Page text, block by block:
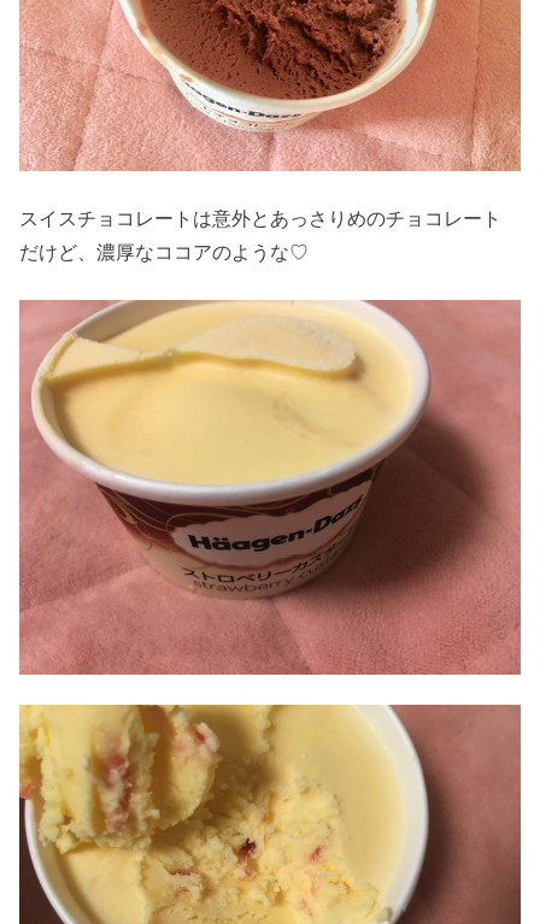
スイスチョコレートは意外とあっさりめのチョコレート
だけど、濃厚なココアのような♡